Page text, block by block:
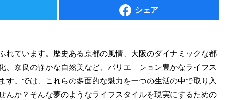
シェア
れています。歴史ある京都の風情、大阪のダイナミックな都
、奈良の静かな自然美など、バリエーション豊かなライフス
す。では、これらの多面的な魅力を一つの生活の中で取り入
んか？そんな夢のようなライフスタイルを現実にするための